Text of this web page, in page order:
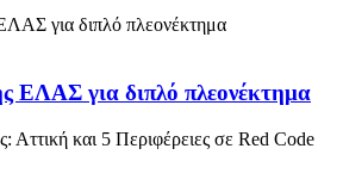
ΕΛΑΣ για διπλό πλεονέκτημα